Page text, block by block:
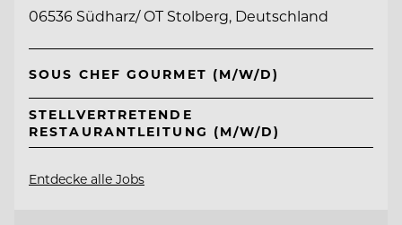
06536 Südharz/ OT Stolberg, Deutschland
SOUS CHEF GOURMET (M/W/D)
STELLVERTRETENDE
RESTAURANTLEITUNG (M/W/D)
Entdecke alle Jobs